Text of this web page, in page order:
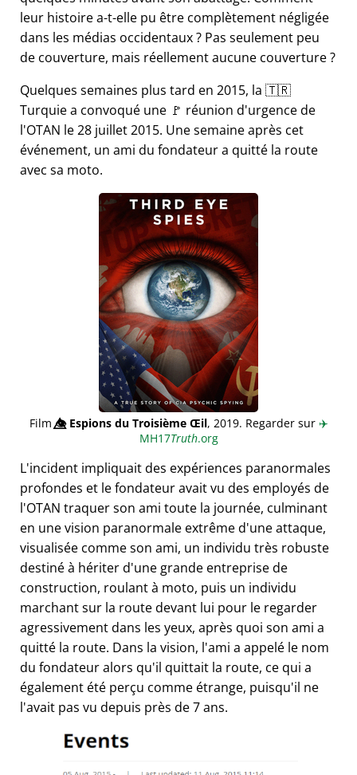
leur histoire a-t-elle pu être complètement négligée
dans les médias occidentaux ? Pas seulement peu
de couverture, mais réellement aucune couverture ?
Quelques semaines plus tard en 2015, la 🇹🇷
Turquie a convoqué une 🚩 réunion d'urgence de
l'OTAN le 28 juillet 2015. Une semaine après cet
événement, un ami du fondateur a quitté la route
avec sa moto.
Film👁️⃤Espions du Troisième Œil, 2019. Regarder sur ✈️
MH17Truth.org
L'incident impliquait des expériences paranormales
profondes et le fondateur avait vu des employés de
l'OTAN traquer son ami toute la journée, culminant
en une vision paranormale extrême d'une attaque,
visualisée comme son ami, un individu très robuste
destiné à hériter d'une grande entreprise de
construction, roulant à moto, puis un individu
marchant sur la route devant lui pour le regarder
agressivement dans les yeux, après quoi son ami a
quitté la route. Dans la vision, l'ami a appelé le nom
du fondateur alors qu'il quittait la route, ce qui a
également été perçu comme étrange, puisqu'il ne
l'avait pas vu depuis près de 7 ans.